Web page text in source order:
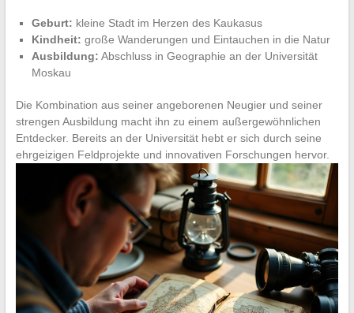
Geburt: kleine Stadt im Herzen des Kaukasus
Kindheit: große Wanderungen und Eintauchen in die Natur
Ausbildung: Abschluss in Geographie an der Universität
Moskau
Die Kombination aus seiner angeborenen Neugier und seiner
strengen Ausbildung macht ihn zu einem außergewöhnlichen
Entdecker. Bereits an der Universität hebt er sich durch seine
ehrgeizigen Feldprojekte und innovativen Forschungen hervor.